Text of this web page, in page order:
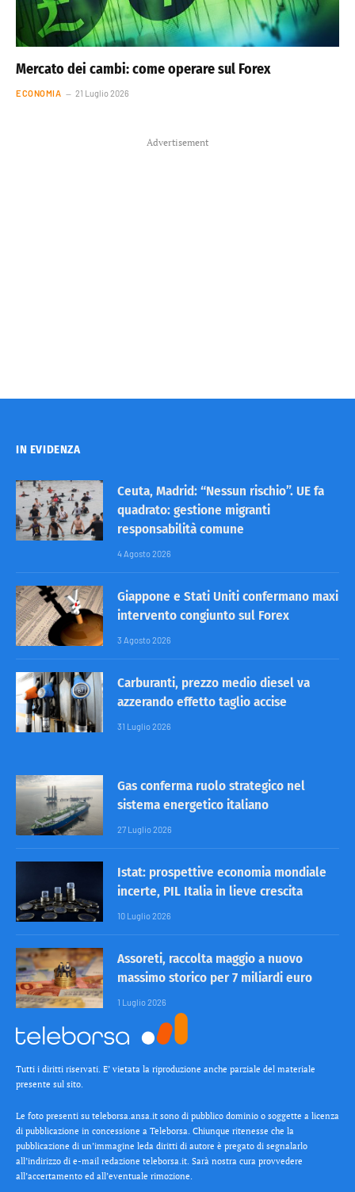
Mercato dei cambi: come operare sul Forex
ECONOMIA 21 Luglio 2026
Advertisement
IN EVIDENZA
Ceuta, Madrid: “Nessun rischio”. UE fa
quadrato: gestione migranti
responsabilità comune
4 Agosto 2026
Giappone e Stati Uniti confermano maxi
intervento congiunto sul Forex
3 Agosto 2026
Carburanti, prezzo medio diesel va
azzerando effetto taglio accise
31 Luglio 2026
Gas conferma ruolo strategico nel
sistema energetico italiano
27 Luglio 2026
Istat: prospettive economia mondiale
incerte, PIL Italia in lieve crescita
10 Luglio 2026
Assoreti, raccolta maggio a nuovo
massimo storico per 7 miliardi euro
1 Luglio 2026
Tutti i diritti riservati. E’ vietata la riproduzione anche parziale del materiale
presente sul sito.
Le foto presenti su teleborsa.ansa.it sono di pubblico dominio o soggette a licenza
di pubblicazione in concessione a Teleborsa. Chiunque ritenesse che la
pubblicazione di un’immagine leda diritti di autore è pregato di segnalarlo
all’indirizzo di e-mail redazione teleborsa.it. Sarà nostra cura provvedere
all’accertamento ed all’eventuale rimozione.